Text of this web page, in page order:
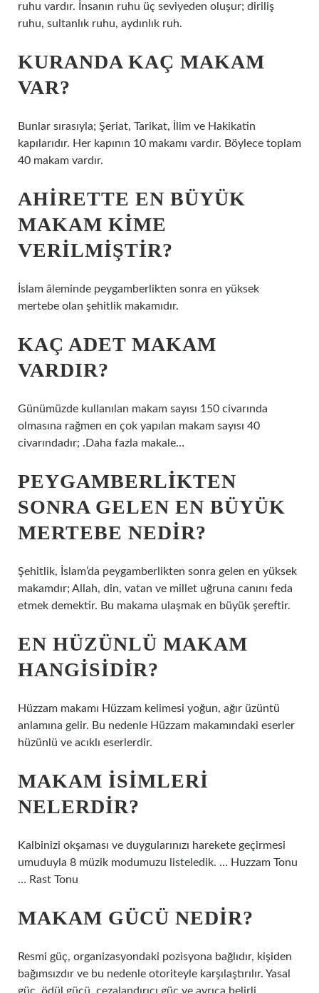
ruhu vardır. İnsanın ruhu üç seviyeden oluşur; diriliş
ruhu, sultanlık ruhu, aydınlık ruh.
KURANDA KAÇ MAKAM
VAR?
Bunlar sırasıyla; Şeriat, Tarikat, İlim ve Hakikatin
kapılarıdır. Her kapının 10 makamı vardır. Böylece toplam
40 makam vardır.
AHIRETTE EN BÜYÜK
MAKAM KIME
VERILMIŞTIR?
İslam âleminde peygamberlikten sonra en yüksek
mertebe olan şehitlik makamıdır.
KAÇ ADET MAKAM
VARDIR?
Günümüzde kullanılan makam sayısı 150 civarında
olmasına rağmen en çok yapılan makam sayısı 40
civarındadır; .Daha fazla makale…
PEYGAMBERLIKTEN
SONRA GELEN EN BÜYÜK
MERTEBE NEDIR?
Şehitlik, İslam’da peygamberlikten sonra gelen en yüksek
makamdır; Allah, din, vatan ve millet uğruna canını feda
etmek demektir. Bu makama ulaşmak en büyük şereftir.
EN HÜZÜNLÜ MAKAM
HANGISIDIR?
Hüzzam makamı Hüzzam kelimesi yoğun, ağır üzüntü
anlamına gelir. Bu nedenle Hüzzam makamındaki eserler
hüzünlü ve acıklı eserlerdir.
MAKAM ISIMLERI
NELERDIR?
Kalbinizi okşaması ve duygularınızı harekete geçirmesi
umuduyla 8 müzik modumuzu listeledik. … Huzzam Tonu
… Rast Tonu
MAKAM GÜCÜ NEDIR?
Resmi güç, organizasyondaki pozisyona bağlıdır, kişiden
bağımsızdır ve bu nedenle otoriteyle karşılaştırılır. Yasal